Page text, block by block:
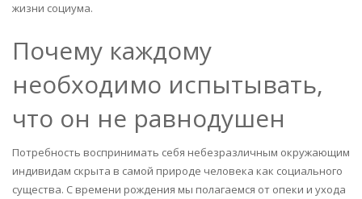
жизни социума.
Почему каждому
необходимо испытывать,
что он не равнодушен
Потребность воспринимать себя небезразличным окружающим
индивидам скрыта в самой природе человека как социального
существа. С времени рождения мы полагаемся от опеки и ухода